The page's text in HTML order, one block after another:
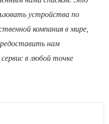
устройства по
компания в мире,
нам
в любой точке